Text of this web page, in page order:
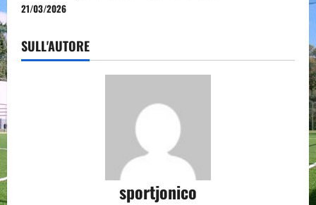
21/03/2026
SULL'AUTORE
sportjonico